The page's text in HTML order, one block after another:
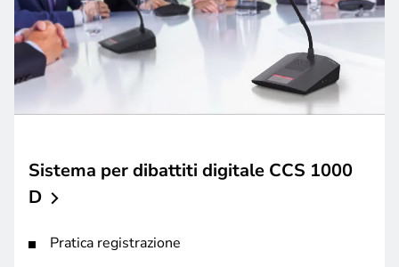
Sistema per dibattiti digitale CCS 1000
D
Pratica registrazione